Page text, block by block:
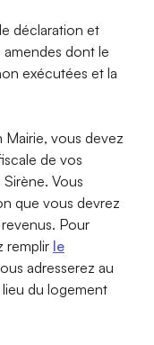
déclaration et
dont le
exécutées et la
vous devez
de vos
Vous
que vous devrez
Pour
remplir le
adresserez au
du logement